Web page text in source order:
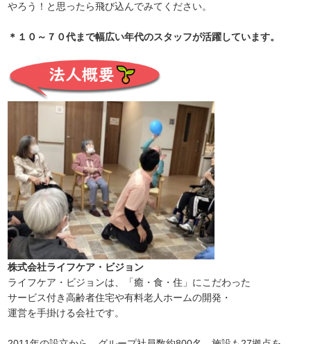
やろう！と思ったら飛び込んでみてください。
＊１０～７０代まで幅広い年代のスタッフが活躍しています。
株式会社ライフケア・ビジョン
ライフケア・ビジョンは、「癒・食・住」にこだわった
サービス付き高齢者住宅や有料老人ホームの開発・
運営を手掛ける会社です。